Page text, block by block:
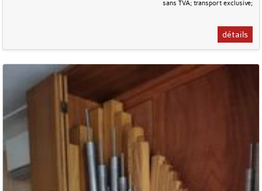
sans TVA; transport exclusive;
détails